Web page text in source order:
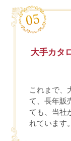
大手カタ
これまで、
て、長年販
ても、当社
れています。